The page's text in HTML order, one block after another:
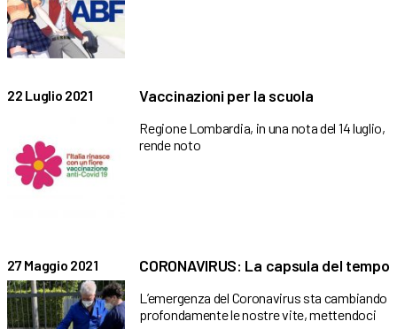
22 Luglio 2021 Vaccinazioni per la scuola
Regione Lombardia, in una nota del 14 luglio,
rende noto
27 Maggio 2021 CORONAVIRUS: La capsula del tempo
L’emergenza del Coronavirus sta cambiando
profondamente le nostre vite, mettendoci